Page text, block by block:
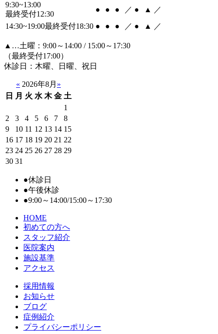
9:30~13:00
最終受付12:30
● ● ● ／ ● ▲ ／
14:30~19:00最終受付18:30 ● ● ● ／ ● ▲ ／
▲…土曜：9:00～14:00 / 15:00～17:30
（最終受付17:00）
休診日：木曜、日曜、祝日
« 2026年8月 »
日 月 火 水 木 金 土
1
2
3 4 5 6 7
8
9
10 11 12 13 14 15
16 17 18 19 20 21 22
23 24 25 26 27 28 29
30 31
●休診日
●午後休診
●9:00～14:00/15:00～17:30
HOME
初めての⽅へ
スタッフ紹介
医院案内
施設基準
アクセス
採用情報
お知らせ
ブログ
症例紹介
プライバシーポリシー